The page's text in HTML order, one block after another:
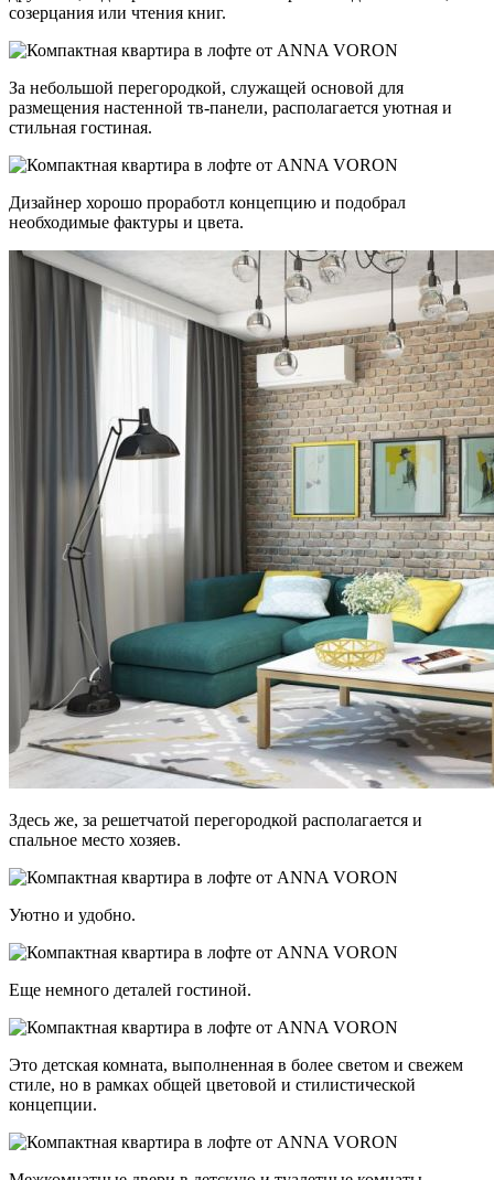
созерцания или чтения книг.
За небольшой перегородкой, служащей основой для
размещения настенной тв-панели, располагается уютная и
стильная гостиная.
Дизайнер хорошо проработл концепцию и подобрал
необходимые фактуры и цвета.
Здесь же, за решетчатой перегородкой располагается и
спальное место хозяев.
Уютно и удобно.
Еще немного деталей гостиной.
Это детская комната, выполненная в более светом и свежем
стиле, но в рамках общей цветовой и стилистической
концепции.